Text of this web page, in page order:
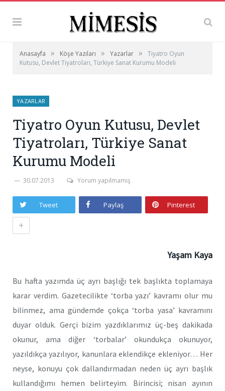
Anasayfa » Köşe Yazıları » Yazarlar »
Tiyatro Oyun
Kutusu, Devlet Tiyatroları, Türkiye Sanat Kurumu Modeli
YAZARLAR
Tiyatro Oyun Kutusu, Devlet
Tiyatroları, Türkiye Sanat
Kurumu Modeli
30.07.2013 Yorum yapılmamış
Tweet Paylaş Pinterest
+
Yaşam Kaya
Bu hafta yazımda üç ayrı başlığı tek başlıkta toplamaya
karar verdim. Gazetecilikte ‘torba yazı’ kavramı olur mu
bilinmez, ama gündemde çokça ‘torba yasa’ kavramını
duyar olduk. Gerçi bizim yazdıklarımız üç-beş dakikada
okunur, ama diğer ‘torbalar’ okundukça okunuyor,
yazıldıkça yazılıyor, kanunlara eklendikçe ekleniyor… Her
neyse, konuyu çok dallandırmadan neden üç ayrı başlık
kullandığımı hemen belirteyim. Birincisi; nisan ayının